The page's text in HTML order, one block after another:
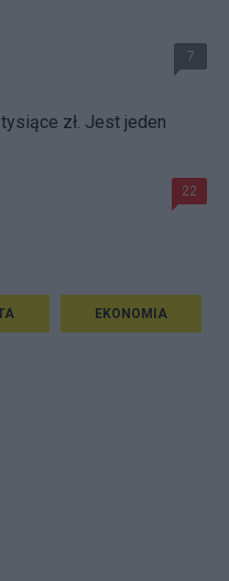
7
zł. Jest jeden
22
EKONOMIA